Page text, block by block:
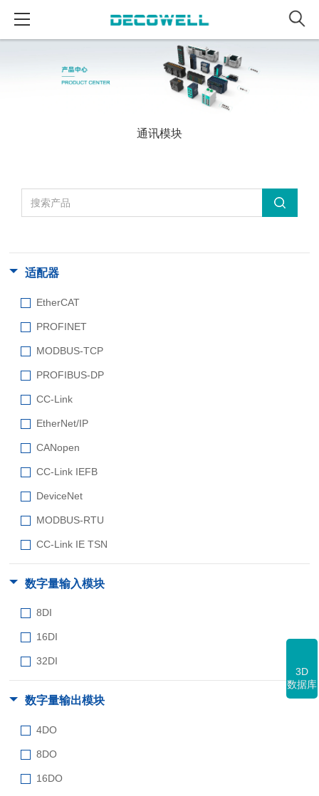
通讯模块
适配器
EtherCAT
PROFINET
MODBUS-TCP
PROFIBUS-DP
CC-Link
EtherNet/IP
CANopen
CC-Link IEFB
DeviceNet
MODBUS-RTU
CC-Link IE TSN
数字量输入模块
8DI
16DI
32DI
数字量输出模块
4DO
8DO
16DO
3D
数据库